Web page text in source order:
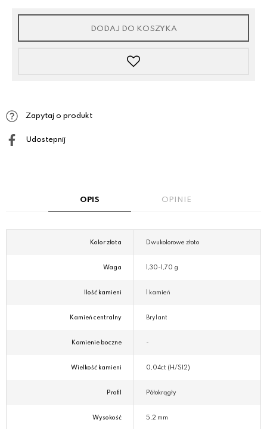
DODAJ DO KOSZYKA
Zapytaj o produkt
Udostepnij
OPIS OPINIE
Kolor złota Dwukolorowe złoto
Waga 1,30-1,70 g
Ilość kamieni 1 kamień
Kamień centralny Brylant
Kamienie boczne -
Wielkość kamieni 0,04ct (H/SI2)
Profil Półokrągły
Wysokość 5,2 mm